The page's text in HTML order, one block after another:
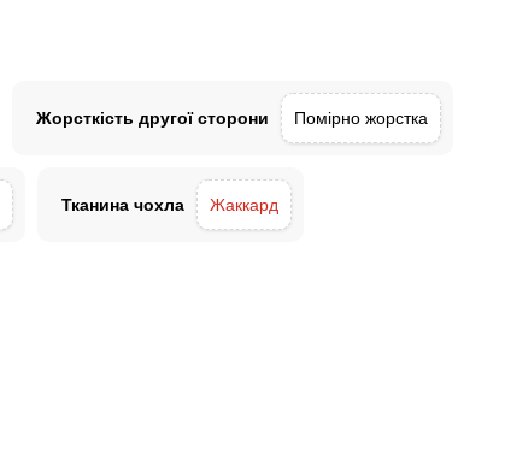
Жорсткість другої сторони Помірно жорстка
Тканина чохла Жаккард